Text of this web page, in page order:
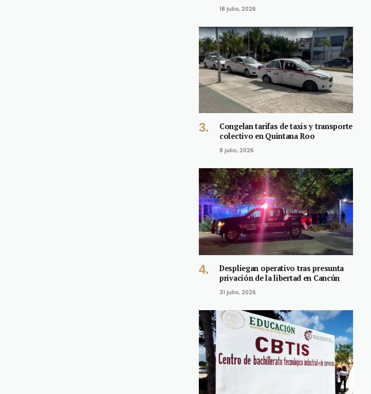
18 julio, 2026
Congelan tarifas de taxis y transporte
colectivo en Quintana Roo
8 julio, 2026
Despliegan operativo tras presunta
privación de la libertad en Cancún
31 julio, 2026